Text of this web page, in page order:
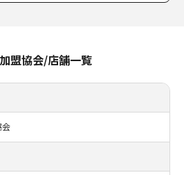
盟協会/店舗一覧
会